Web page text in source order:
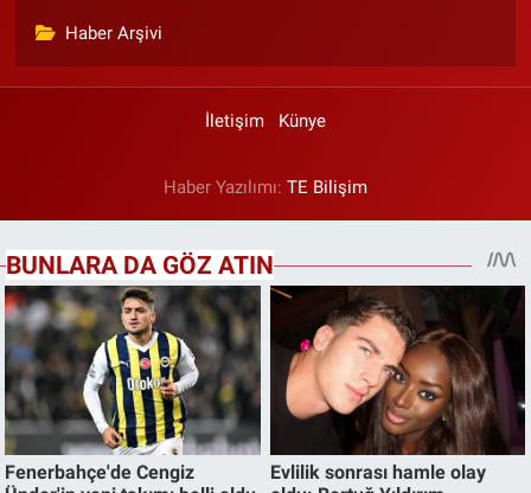
Haber Arşivi
İletişim Künye
Haber Yazılımı: TE Bilişim